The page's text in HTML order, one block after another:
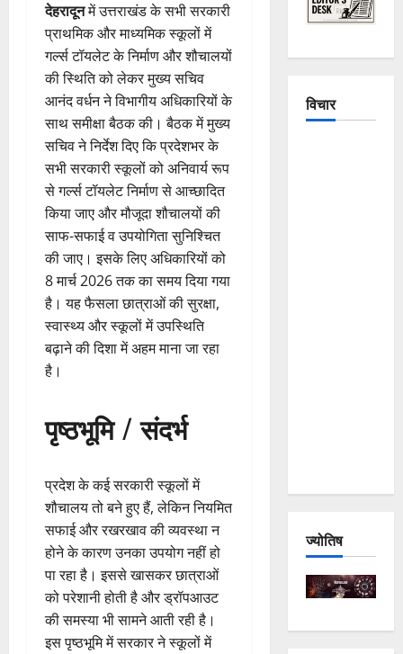
देहरादूनमें उत्तराखंड के सभी सरकारी
प्राथमिक और माध्यमिक स्कूलों में
गर्ल्स टॉयलेट के निर्माण और शौचालयों
की स्थिति को लेकर मुख्य सचिव
आनंद वर्धन ने विभागीय अधिकारियों के
साथ समीक्षा बैठक की। बैठक में मुख्य
सचिव ने निर्देश दिए कि प्रदेशभर के
सभी सरकारी स्कूलों को अनिवार्य रूप
से गर्ल्स टॉयलेट निर्माण से आच्छादित
किया जाए और मौजूदा शौचालयों की
साफ-सफाई व उपयोगिता सुनिश्चित
की जाए। इसके लिए अधिकारियों को
8 मार्च 2026 तक का समय दिया गया
है। यह फैसला छात्राओं की सुरक्षा,
स्वास्थ्य और स्कूलों में उपस्थिति
बढ़ाने की दिशा में अहम माना जा रहा
है।
पृष्ठभूमि / संदर्भ
प्रदेश के कई सरकारी स्कूलों में
शौचालय तो बने हुए हैं, लेकिन नियमित
सफाई और रखरखाव की व्यवस्था न
होने के कारण उनका उपयोग नहीं हो
पा रहा है। इससे खासकर छात्राओं
को परेशानी होती है और ड्रॉपआउट
की समस्या भी सामने आती रही है।
इस पृष्ठभूमि में सरकार ने स्कूलों में
विचार
ज्योतिष